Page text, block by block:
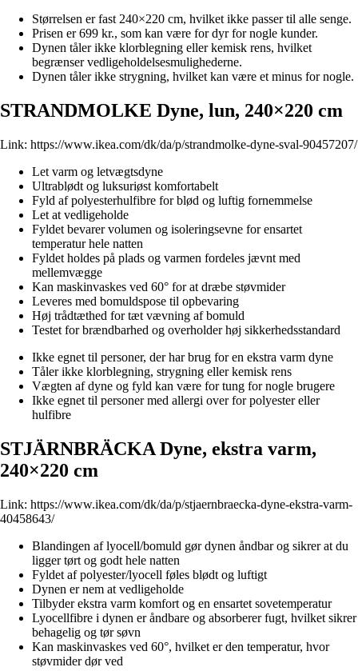
Størrelsen er fast 240×220 cm, hvilket ikke passer til alle senge.
Prisen er 699 kr., som kan være for dyr for nogle kunder.
Dynen tåler ikke klorblegning eller kemisk rens, hvilket
begrænser vedligeholdelsesmulighederne.
Dynen tåler ikke strygning, hvilket kan være et minus for nogle.
STRANDMOLKE Dyne, lun, 240×220 cm
Link: https://www.ikea.com/dk/da/p/strandmolke-dyne-sval-90457207/
Let varm og letvægtsdyne
Ultrablødt og luksuriøst komfortabelt
Fyld af polyesterhulfibre for blød og luftig fornemmelse
Let at vedligeholde
Fyldet bevarer volumen og isoleringsevne for ensartet
temperatur hele natten
Fyldet holdes på plads og varmen fordeles jævnt med
mellemvægge
Kan maskinvaskes ved 60° for at dræbe støvmider
Leveres med bomuldspose til opbevaring
Høj trådtæthed for tæt vævning af bomuld
Testet for brændbarhed og overholder høj sikkerhedsstandard
Ikke egnet til personer, der har brug for en ekstra varm dyne
Tåler ikke klorblegning, strygning eller kemisk rens
Vægten af dyne og fyld kan være for tung for nogle brugere
Ikke egnet til personer med allergi over for polyester eller
hulfibre
STJÄRNBRÄCKA Dyne, ekstra varm,
240×220 cm
Link: https://www.ikea.com/dk/da/p/stjaernbraecka-dyne-ekstra-varm-
40458643/
Blandingen af lyocell/bomuld gør dynen åndbar og sikrer at du
ligger tørt og godt hele natten
Fyldet af polyester/lyocell føles blødt og luftigt
Dynen er nem at vedligeholde
Tilbyder ekstra varm komfort og en ensartet sovetemperatur
Lyocellfibre i dynen er åndbare og absorberer fugt, hvilket sikrer
behagelig og tør søvn
Kan maskinvaskes ved 60°, hvilket er den temperatur, hvor
støvmider dør ved